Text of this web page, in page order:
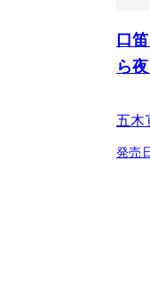
口
ら
五木
発売